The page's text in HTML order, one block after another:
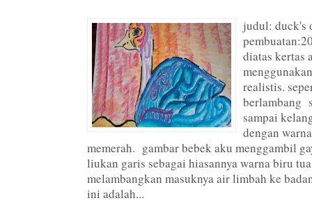
judul: duck's
diatas kertas
realistis.
berlambang
sampai
dengan
memerah. gambar bebek aku menggambil
liukan garis sebagai hiasannya warna biru
melambangkan masuknya air limbah ke
ini adalah...